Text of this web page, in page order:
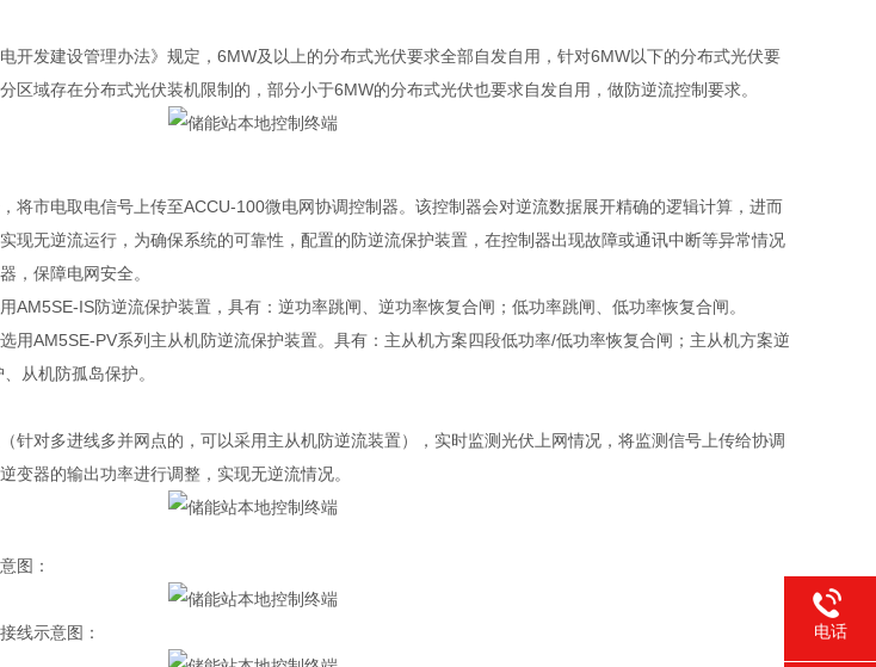
开发建设管理办法》规定，6MW及以上的分布式光伏要求全部自发自用，针对6MW以下的分布式光伏要
区域存在分布式光伏装机限制的，部分小于6MW的分布式光伏也要求自发自用，做防逆流控制要求。
将市电取电信号上传至ACCU-100微电网协调控制器。该控制器会对逆流数据展开精确的逻辑计算，进而
现无逆流运行，为确保系统的可靠性，配置的防逆流保护装置，在控制器出现故障或通讯中断等异常情况
，保障电网安全。
AM5SE-IS防逆流保护装置，具有：逆功率跳闸、逆功率恢复合闸；低功率跳闸、低功率恢复合闸。
用AM5SE-PV系列主从机防逆流保护装置。具有：主从机方案四段低功率/低功率恢复合闸；主从机方案逆
从机防孤岛保护。
针对多进线多并网点的，可以采用主从机防逆流装置），实时监测光伏上网情况，将监测信号上传给协调
变器的输出功率进行调整，实现无逆流情况。
图：
线示意图： 电话